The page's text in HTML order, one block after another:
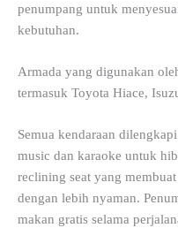
penumpang untuk
kebutuhan.
Armada yang digunakan
termasuk Toyota Hiace,
Semua kendaraan
music dan karaoke untuk
reclining seat yang
dengan lebih nyaman.
makan gratis selama